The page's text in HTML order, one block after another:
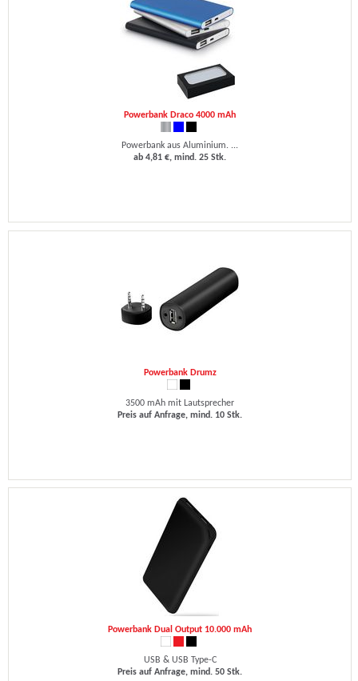
Powerbank Draco 4000 mAh
Powerbank aus Aluminium. ...
ab 4,81 €, mind. 25 Stk.
Powerbank Drumz
3500 mAh mit Lautsprecher
Preis auf Anfrage, mind. 10 Stk.
Powerbank Dual Output 10.000 mAh
USB & USB Type-C
Preis auf Anfrage, mind. 50 Stk.